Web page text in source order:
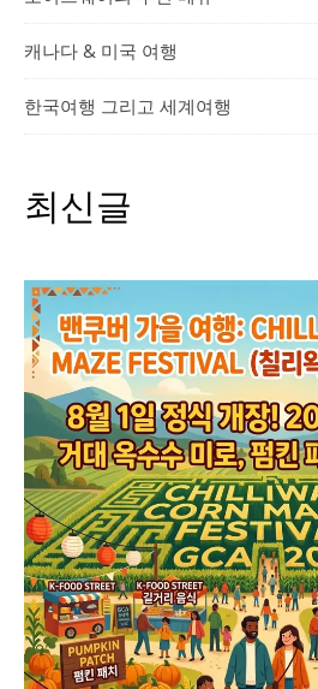
캐나다 & 미국 여행
한국여행 그리고 세계여행
최신글